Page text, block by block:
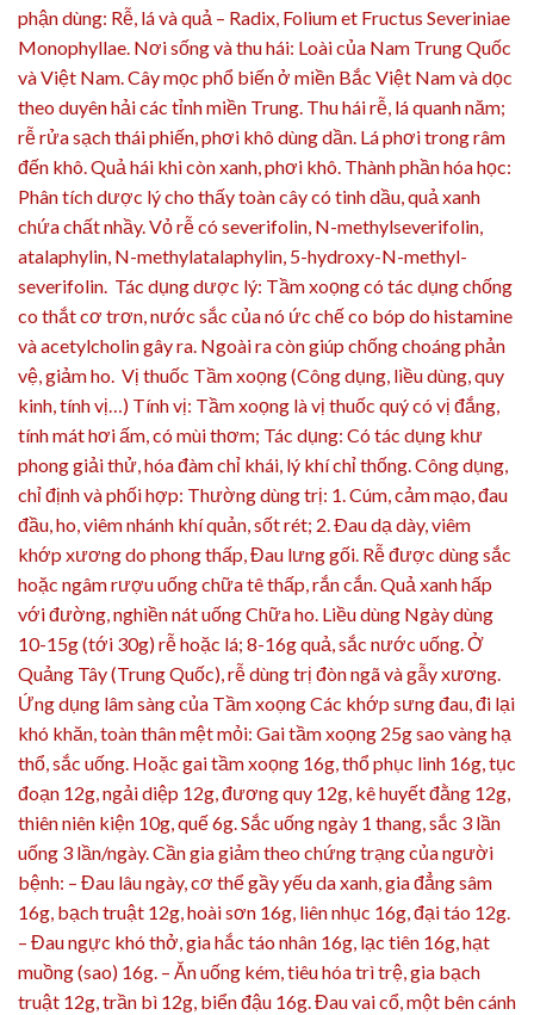
phận dùng: Rễ, lá và quả – Radix, Folium et Fructus Severiniae
Monophyllae. Nơi sống và thu hái: Loài của Nam Trung Quốc
và Việt Nam. Cây mọc phổ biến ở miền Bắc Việt Nam và dọc
theo duyên hải các tỉnh miền Trung. Thu hái rễ, lá quanh năm;
rễ rửa sạch thái phiến, phơi khô dùng dần. Lá phơi trong râm
đến khô. Quả hái khi còn xanh, phơi khô. Thành phần hóa học:
Phân tích dược lý cho thấy toàn cây có tinh dầu, quả xanh
chứa chất nhầy. Vỏ rễ có severifolin, N-methylseverifolin,
atalaphylin, N-methylatalaphylin, 5-hydroxy-N-methyl-
severifolin. Tác dụng dược lý: Tầm xoọng có tác dụng chống
co thắt cơ trơn, nước sắc của nó ức chế co bóp do histamine
và acetylcholin gây ra. Ngoài ra còn giúp chống choáng phản
vệ, giảm ho. Vị thuốc Tầm xoọng (Công dụng, liều dùng, quy
kinh, tính vị…) Tính vị: Tầm xoọng là vị thuốc quý có vị đắng,
tính mát hơi ấm, có mùi thơm; Tác dụng: Có tác dụng khư
phong giải thử, hóa đàm chỉ khái, lý khí chỉ thống. Công dụng,
chỉ định và phối hợp: Thường dùng trị: 1. Cúm, cảm mạo, đau
đầu, ho, viêm nhánh khí quản, sốt rét; 2. Ðau dạ dày, viêm
khớp xương do phong thấp, Đau lưng gối. Rễ được dùng sắc
hoặc ngâm rượu uống chữa tê thấp, rắn cắn. Quả xanh hấp
với đường, nghiền nát uống Chữa ho. Liều dùng Ngày dùng
10-15g (tới 30g) rễ hoặc lá; 8-16g quả, sắc nước uống. Ở
Quảng Tây (Trung Quốc), rễ dùng trị đòn ngã và gẫy xương.
Ứng dụng lâm sàng của Tầm xoọng Các khớp sưng đau, đi lại
khó khăn, toàn thân mệt mỏi: Gai tầm xoọng 25g sao vàng hạ
thổ, sắc uống. Hoặc gai tầm xoọng 16g, thổ phục linh 16g, tục
đoạn 12g, ngải diệp 12g, đương quy 12g, kê huyết đằng 12g,
thiên niên kiện 10g, quế 6g. Sắc uống ngày 1 thang, sắc 3 lần
uống 3 lần/ngày. Cần gia giảm theo chứng trạng của người
bệnh: – Đau lâu ngày, cơ thể gầy yếu da xanh, gia đẳng sâm
16g, bạch truật 12g, hoài sơn 16g, liên nhục 16g, đại táo 12g.
– Đau ngực khó thở, gia hắc táo nhân 16g, lạc tiên 16g, hạt
muồng (sao) 16g. – Ăn uống kém, tiêu hóa trì trệ, gia bạch
truật 12g, trần bì 12g, biển đậu 16g. Đau vai cổ, một bên cánh